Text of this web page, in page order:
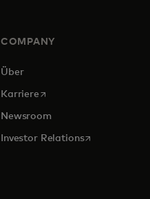
COMPANY
Über
Karrierewird in einer neuen
Newsroom
Investor Relationswird in einer